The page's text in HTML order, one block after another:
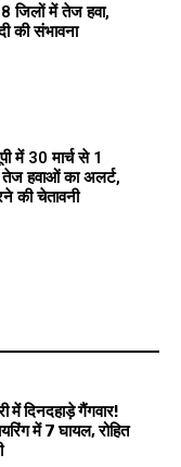
में तेज हवा,
की संभावना
में 30 मार्च से 1
हवाओं का अलर्ट,
की चेतावनी
दिनदहाड़े गैंगवार!
में 7 घायल, रोहित